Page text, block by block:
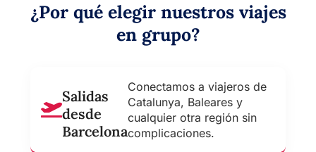
¿Por qué elegir nuestros viajes
en grupo?
Salidas
desde
Barcelona
Conectamos a viajeros de
Catalunya, Baleares y
cualquier otra región sin
complicaciones.